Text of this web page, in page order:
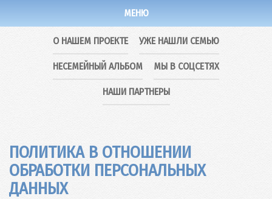
МЕНЮ
О НАШЕМ ПРОЕКТЕ УЖЕ НАШЛИ СЕМЬЮ
НЕСЕМЕЙНЫЙ АЛЬБОМ МЫ В СОЦСЕТЯХ
НАШИ ПАРТНЕРЫ
ПОЛИТИКА В ОТНОШЕНИИ
ОБРАБОТКИ ПЕРСОНАЛЬНЫХ
ДАННЫХ